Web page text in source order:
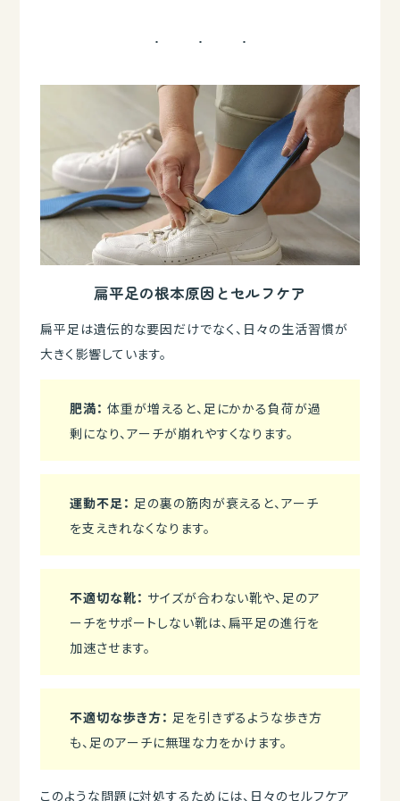
扁平足の根本原因とセルフケア
扁平足は遺伝的な要因だけでなく、日々の生活習慣が
大きく影響しています。
肥満： 体重が増えると、足にかかる負荷が過
剰になり、アーチが崩れやすくなります。
運動不足： 足の裏の筋肉が衰えると、アーチ
を支えきれなくなります。
不適切な靴： サイズが合わない靴や、足のア
ーチをサポートしない靴は、扁平足の進行を
加速させます。
不適切な歩き方： 足を引きずるような歩き方
も、足のアーチに無理な力をかけます。
このような問題に対処するためには、日々のセルフケア